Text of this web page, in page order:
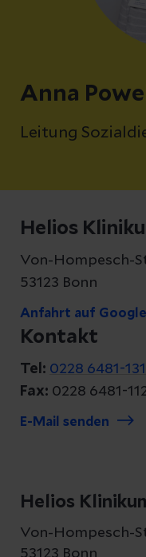
Anna
Leitung
Helios
Von-Hompesch-
53123 Bonn
Anfahrt auf
Kontakt
Tel: 0228 6481-
Fax: 0228 6481-
E-Mail senden
Helios
Von-Hompesch-
53123 Bonn